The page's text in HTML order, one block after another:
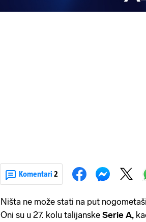
Komentari 2
Ništa ne može stati na put
Oni su u 27. kolu talijanske Serie A,